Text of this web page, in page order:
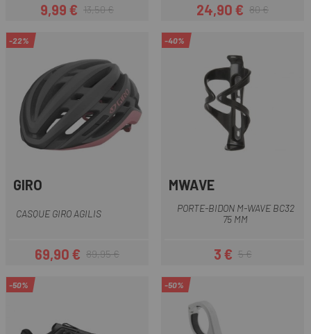
Prix
9,99 €Prix habituel
13,50 €
Prix
24,90 €Prix habituel
80 €
-22%
GIRO
CASQUE GIRO AGILIS
Prix
69,90 €Prix habituel
89,95 €
-40%
MWAVE
PORTE-BIDON M-WAVE BC32
75 MM
Prix
3 €Prix habituel
5 €
-50% -50%